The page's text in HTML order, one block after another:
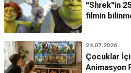
"Shrek"in
filmin
24.07.2026
Çocuklar
Animasyon